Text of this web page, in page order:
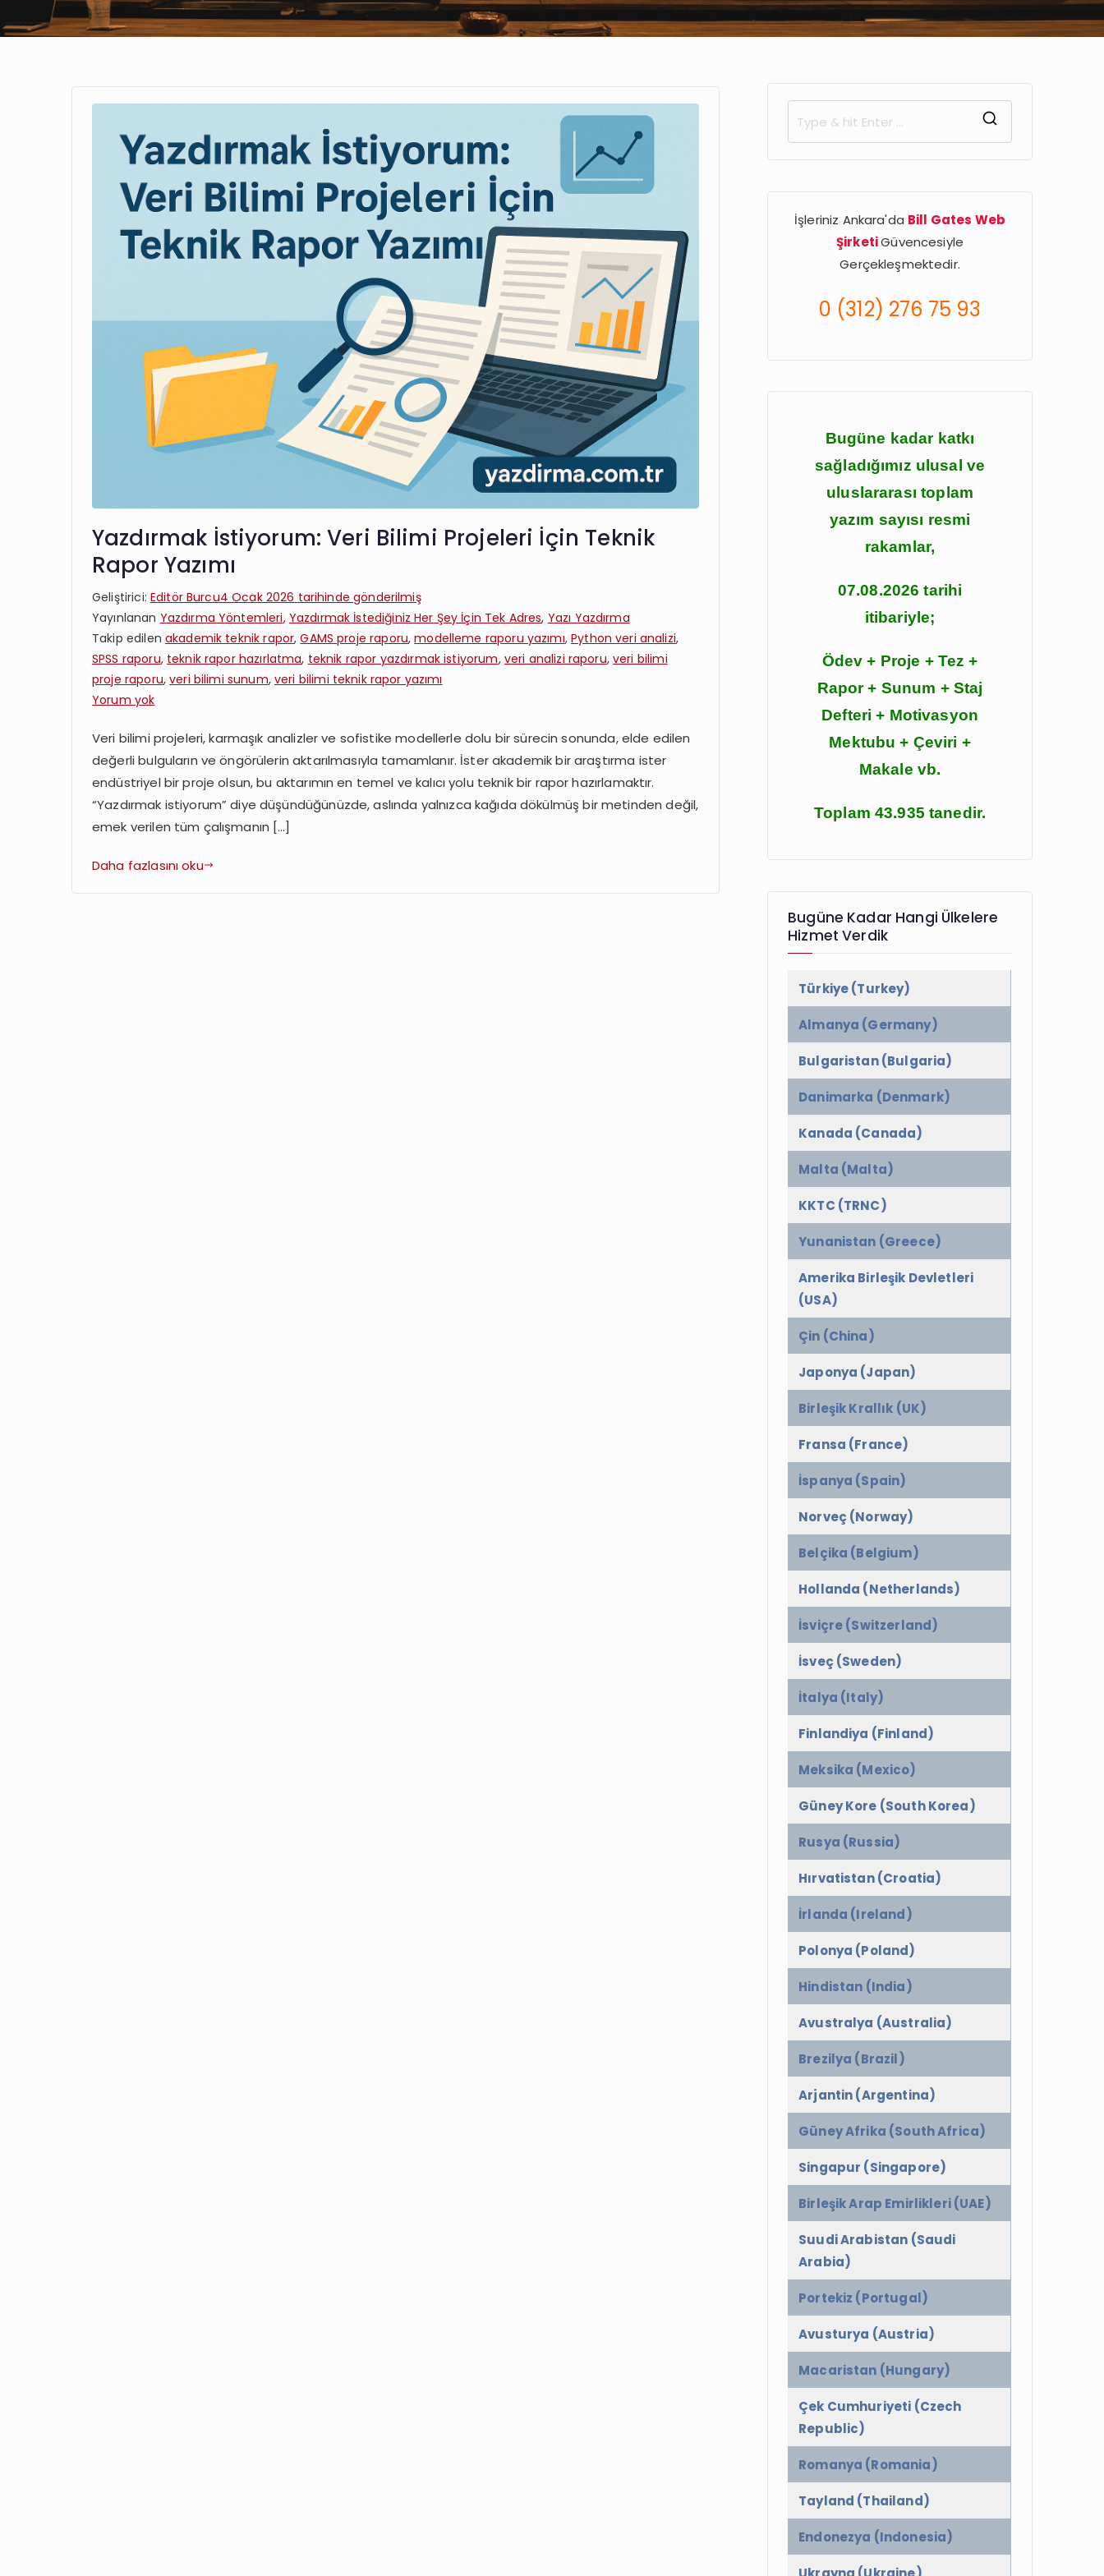
Yazdırmak İstiyorum: Veri Bilimi Projeleri İçin Teknik
Rapor Yazımı
Geliştirici: Editör Burcu4 Ocak 2026 tarihinde gönderilmiş
Yayınlanan Yazdırma Yöntemleri, Yazdırmak İstediğiniz Her Şey İçin Tek Adres, Yazı Yazdırma
Takip edilen akademik teknik rapor,GAMS proje raporu,modelleme raporu yazımı,Python veri analizi,
SPSS raporu, teknik rapor hazırlatma, teknik rapor yazdırmak istiyorum, veri analizi raporu,veri bilimi
proje raporu,veri bilimi sunum, veri bilimi teknik rapor yazımı
Yorum yokYazdırmak
Veri
Bilimi
Projeleri
İçin
Teknik
Yazımı
Veri bilimi projeleri, karmaşık analizler ve sofistike modellerle dolu bir sürecin sonunda, elde edilen
değerli bulguların ve öngörülerin aktarılmasıyla tamamlanır. İster akademik bir araştırma ister
endüstriyel bir proje olsun, bu aktarımın en temel ve kalıcı yolu teknik bir rapor hazırlamaktır.
“Yazdırmak istiyorum” diye düşündüğünüzde, aslında yalnızca kağıda dökülmüş bir metinden değil,
emek verilen tüm çalışmanın […]
Daha fazlasını oku
r
İşleriniz Ankara'da Bill Gates Web
ŞirketiGüvencesiyle
Gerçekleşmektedir.
0 (312) 276 75 93
Bugüne kadar katkı
sağladığımız ulusal ve
uluslararası toplam
yazım sayısı resmi
rakamlar,
07.08.2026 tarihi
itibariyle;
Ödev + Proje + Tez +
Rapor + Sunum + Staj
Defteri + Motivasyon
Mektubu + Çeviri +
Makale vb.
Toplam 43.935 tanedir.
Bugüne Kadar Hangi Ülkelere
Hizmet Verdik
Türkiye (Turkey)
Almanya (Germany)
Bulgaristan (Bulgaria)
Danimarka (Denmark)
Kanada (Canada)
Malta (Malta)
KKTC (TRNC)
Yunanistan (Greece)
Amerika Birleşik Devletleri
(USA)
Çin (China)
Japonya (Japan)
Birleşik Krallık (UK)
Fransa (France)
İspanya (Spain)
Norveç (Norway)
Belçika (Belgium)
Hollanda (Netherlands)
İsviçre (Switzerland)
İsveç (Sweden)
İtalya (Italy)
Finlandiya (Finland)
Meksika (Mexico)
Güney Kore (South Korea)
Rusya (Russia)
Hırvatistan (Croatia)
İrlanda (Ireland)
Polonya (Poland)
Hindistan (India)
Avustralya (Australia)
Brezilya (Brazil)
Arjantin (Argentina)
Güney Afrika (South Africa)
Singapur (Singapore)
Birleşik Arap Emirlikleri (UAE)
Suudi Arabistan (Saudi
Arabia)
Portekiz (Portugal)
Avusturya (Austria)
Macaristan (Hungary)
Çek Cumhuriyeti (Czech
Republic)
Romanya (Romania)
Tayland (Thailand)
Endonezya (Indonesia)